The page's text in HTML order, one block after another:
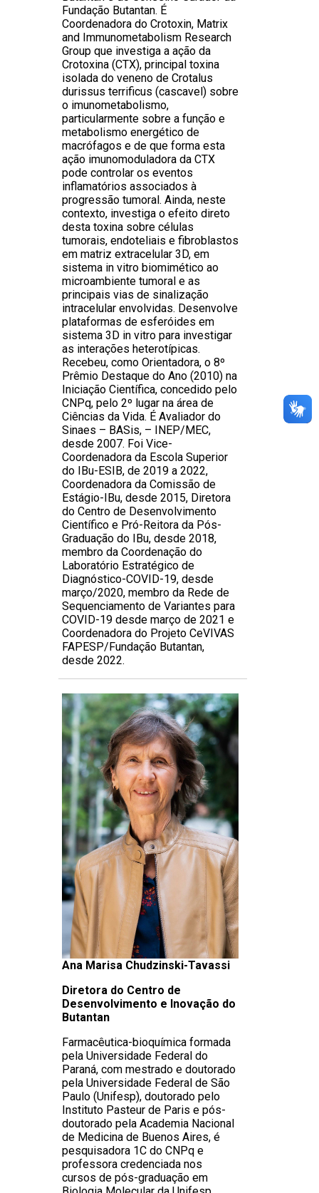
Fundação Butantan. É
Coordenadora do Crotoxin, Matrix
and Immunometabolism Research
Group que investiga a ação da
Crotoxina (CTX), principal toxina
isolada do veneno de Crotalus
durissus terrificus (cascavel) sobre
o imunometabolismo,
particularmente sobre a função e
metabolismo energético de
macrófagos e de que forma esta
ação imunomoduladora da CTX
pode controlar os eventos
inflamatórios associados à
progressão tumoral. Ainda, neste
contexto, investiga o efeito direto
desta toxina sobre células
tumorais, endoteliais e fibroblastos
em matriz extracelular 3D, em
sistema in vitro biomimético ao
microambiente tumoral e as
principais vias de sinalização
intracelular envolvidas. Desenvolve
plataformas de esferóides em
sistema 3D in vitro para investigar
as interações heterotípicas.
Recebeu, como Orientadora, o 8º
Prêmio Destaque do Ano (2010) na
Iniciação Científica, concedido pelo
CNPq, pelo 2º lugar na área de
Ciências da Vida. É Avaliador do
Sinaes – BASis, – INEP/MEC,
desde 2007. Foi Vice-
Coordenadora da Escola Superior
do IBu-ESIB, de 2019 a 2022,
Coordenadora da Comissão de
Estágio-IBu, desde 2015, Diretora
do Centro de Desenvolvimento
Científico e Pró-Reitora da Pós-
Graduação do IBu, desde 2018,
membro da Coordenação do
Laboratório Estratégico de
Diagnóstico-COVID-19, desde
março/2020, membro da Rede de
Sequenciamento de Variantes para
COVID-19 desde março de 2021 e
Coordenadora do Projeto CeVIVAS
FAPESP/Fundação Butantan,
desde 2022.
Ana Marisa Chudzinski-Tavassi
Diretora do Centro de
Desenvolvimento e Inovação do
Butantan
Farmacêutica-bioquímica formada
pela Universidade Federal do
Paraná, com mestrado e doutorado
pela Universidade Federal de São
Paulo (Unifesp), doutorado pelo
Instituto Pasteur de Paris e pós-
doutorado pela Academia Nacional
de Medicina de Buenos Aires, é
pesquisadora 1C do CNPq e
professora credenciada nos
cursos de pós-graduação em